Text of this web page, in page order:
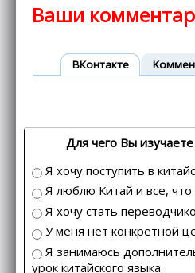
Ваши
ВКонтакте
Для чего Вы изучаете
Я хочу поступить в
Я люблю Китай и все, что
Я хочу стать
У меня нет конкретной
Я занимаюсь
урок китайского языка